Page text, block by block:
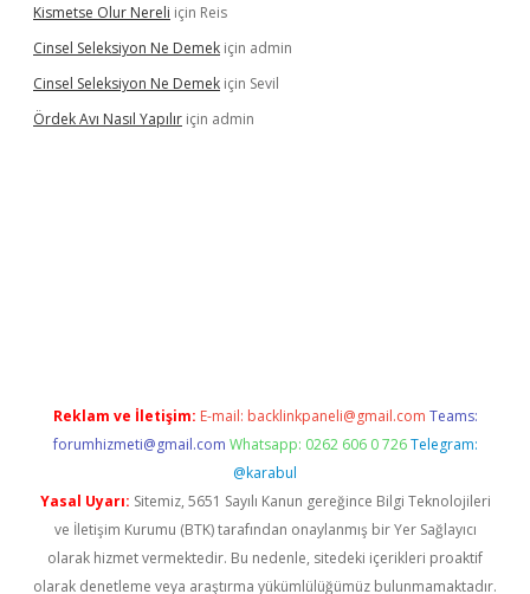
Kismetse Olur Nereli için Reis
Cinsel Seleksiyon Ne Demek için admin
Cinsel Seleksiyon Ne Demek için Sevil
Ördek Avı Nasıl Yapılır için admin
Reklam ve İletişim: E-mail: backlinkpaneli@gmail.com Teams:
forumhizmeti@gmail.com Whatsapp: 0262 606 0 726 Telegram:
@karabul
Yasal Uyarı: Sitemiz, 5651 Sayılı Kanun gereğince Bilgi Teknolojileri
ve İletişim Kurumu (BTK) tarafından onaylanmış bir Yer Sağlayıcı
olarak hizmet vermektedir. Bu nedenle, sitedeki içerikleri proaktif
olarak denetleme veya araştırma yükümlülüğümüz bulunmamaktadır.